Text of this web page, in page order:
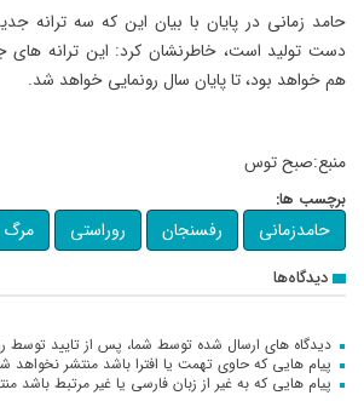
حامد زمانی در پایان با بیان این که سه ترانه
دست تولید است، خاطرنشان کرد: این ترانه های
هم خواهد بود، تا پایان سال رونمایی خواهد شد.
منبع:صبح توس
برچسب ها:
حامدزمانی رفسنجان روراستی مرگ
دیدگاه‌ها
دیدگاه های ارسال شده توسط شما، پس از تایید توسط
پیام هایی که حاوی تهمت یا افترا باشد منتشر نخواهد
پیام هایی که به غیر از زبان فارسی یا غیر مرتبط باشد